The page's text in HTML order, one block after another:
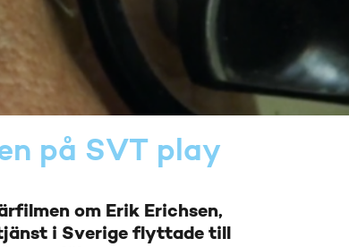
på SVT play
om Erik Erichsen,
i Sverige flyttade till